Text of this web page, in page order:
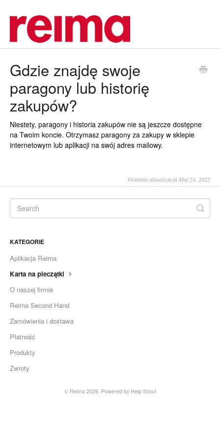
Gdzie znajdę swoje
paragony lub historię
zakupów?
Niestety, paragony i historia zakupów nie są jeszcze dostępne
na Twoim koncie. Otrzymasz paragony za zakupy w sklepie
internetowym lub aplikacji na swój adres mailowy.
Ostatnia aktualizacja Maj 24, 2022
KATEGORIE
Aplikacja Reima
Karta na pieczątki
O naszej firmie
Reima Second Hand
Zamówienia i dostawa
Płatność
Produkty
Zwroty
© Reima 2026. Powered by Help Scout